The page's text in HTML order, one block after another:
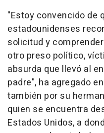
"Estoy convencido de
estadounidenses
solicitud y
otro preso político,
absurda que llevó al
padre", ha agregado
también por su
quien se encuentra
Estados Unidos, a